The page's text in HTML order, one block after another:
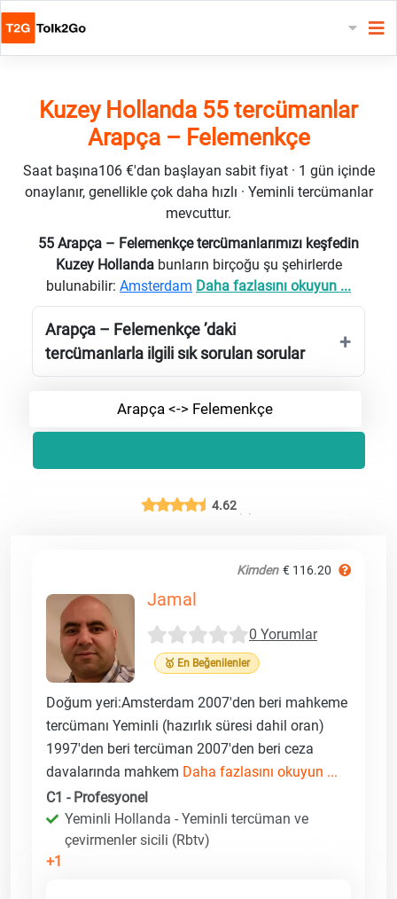
Kuzey Hollanda 55 tercümanlar
Arapça – Felemenkçe
Saat başına106 €'dan başlayan sabit fiyat · 1 gün içinde
onaylanır, genellikle çok daha hızlı · Yeminli tercümanlar
mevcuttur.
55 Arapça – Felemenkçe tercümanlarımızı keşfedin
Kuzey Hollanda bunların birçoğu şu şehirlerde
bulunabilir: Amsterdam Daha fazlasını okuyun ...
Arapça – Felemenkçe ’daki
tercümanlarla ilgili sık sorulan sorular
Arapça <-> Felemenkçe
4.62
Kimden € 116.20
Jamal
0 Yorumlar
🥇 En Beğenilenler
Doğum yeri:Amsterdam 2007'den beri mahkeme
tercümanı Yeminli (hazırlık süresi dahil oran)
1997'den beri tercüman 2007'den beri ceza
davalarında mahkem Daha fazlasını okuyun ...
C1 - Profesyonel
Yeminli Hollanda - Yeminli tercüman ve
çevirmenler sicili (Rbtv)
+1